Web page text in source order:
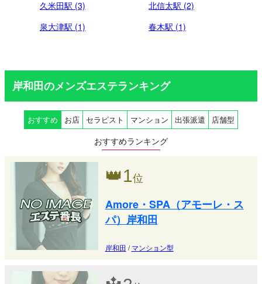
久米田駅 (3)
北信太駅 (2)
泉大津駅 (1)
春木駅 (1)
岸和田のメンズエステランキング
おすすめ お店 セラピスト マンション 出張派遣 店舗型
おすすめランキング
👑1位
Amore・SPA（アモーレ・ス
パ）岸和田
岸和田 /マンション型